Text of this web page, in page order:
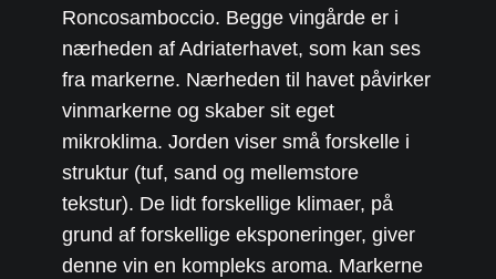
Roncosamboccio. Begge vingårde er i
nærheden af Adriaterhavet, som kan ses
fra markerne. Nærheden til havet påvirker
vinmarkerne og skaber sit eget
mikroklima. Jorden viser små forskelle i
struktur (tuf, sand og mellemstore
tekstur). De lidt forskellige klimaer, på
grund af forskellige eksponeringer, giver
denne vin en kompleks aroma. Markerne